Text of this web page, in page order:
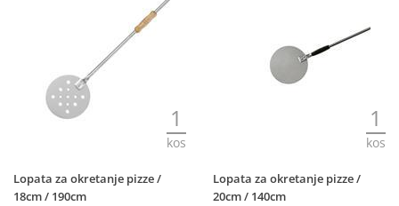
1
kos
Lopata za okretanje pizze /
18cm / 190cm
1
kos
Lopata za okretanje pizze /
20cm / 140cm